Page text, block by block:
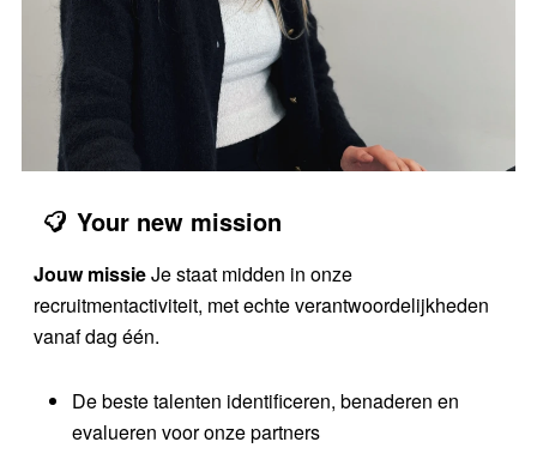
Your new mission
Jouw missieJe staat midden in onze
recruitmentactiviteit, met echte verantwoordelijkheden
vanaf dag één.
De beste talenten identificeren, benaderen en
evalueren voor onze partners